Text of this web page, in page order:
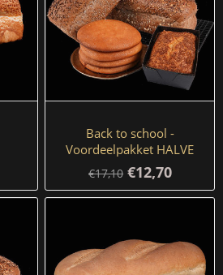
Back to school -
Voordeelpakket HALVE
BRODEN
€17,10 €12,70